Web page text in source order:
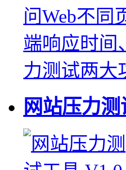
问Web不同
端响应时间
力测试两大
网站压力